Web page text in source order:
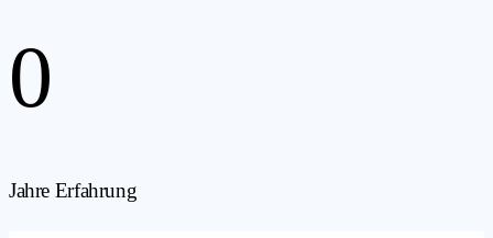
0
Jahre Erfahrung